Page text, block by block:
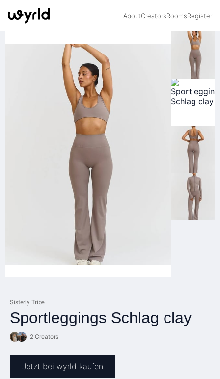
AboutCreatorsRoomsRegister
Sisterly Tribe
Sportleggings Schlag clay
2 Creators
Jetzt bei wyrld kaufen